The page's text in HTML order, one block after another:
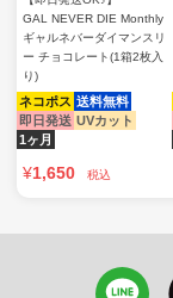
GAL NEVER DIE Monthly
ギャルネバーダイマンスリ
ー チョコレート(1箱2枚入
り)
ネコポス 送料無料
即日発送 UVカット
1ヶ月
¥1,650 税込